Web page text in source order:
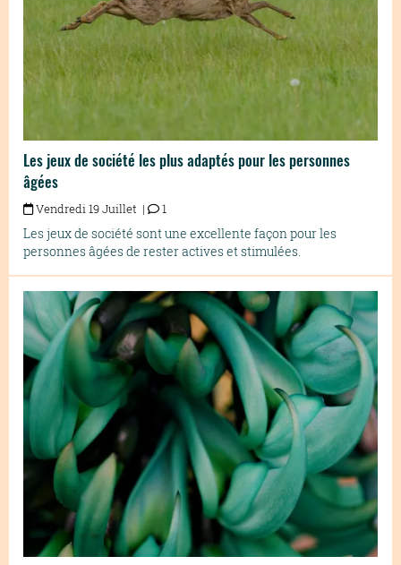
Les jeux de société les plus adaptés pour les personnes
âgées
Vendredi 19 Juillet | 1
Les jeux de société sont une excellente façon pour les
personnes âgées de rester actives et stimulées.